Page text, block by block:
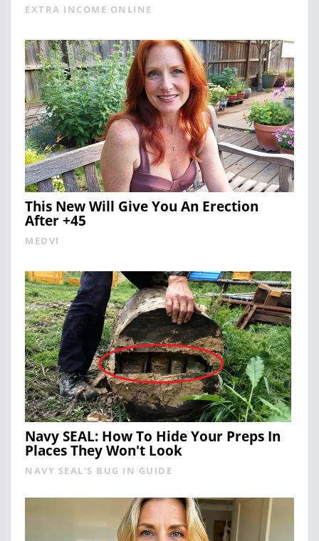
EXTRA INCOME ONLINE
This New Will Give You An Erection
After +45
MEDVI
Navy SEAL: How To Hide Your Preps In
Places They Won't Look
NAVY SEAL'S BUG IN GUIDE